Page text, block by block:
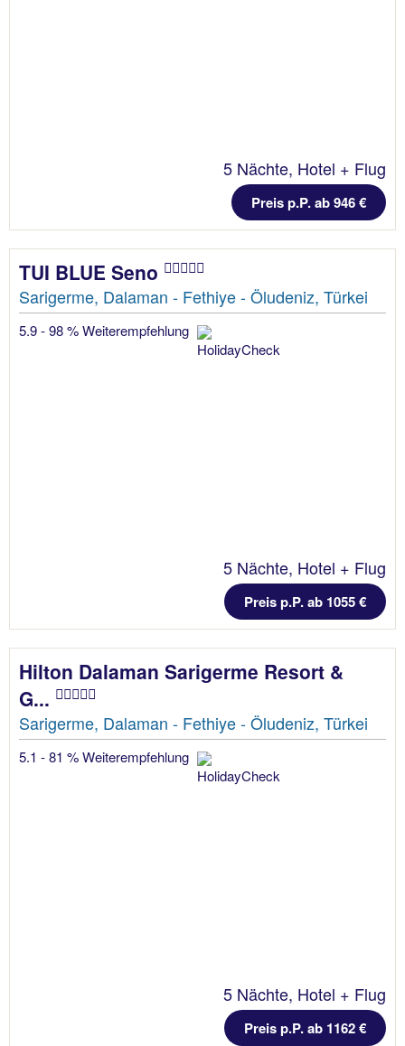
5 Nächte, Hotel + Flug
Preis p.P. ab 946 €
TUI BLUE Seno
Sarigerme, Dalaman - Fethiye - Öludeniz, Türkei
5.9 - 98 % Weiterempfehlung
5 Nächte, Hotel + Flug
Preis p.P. ab 1055 €
Hilton Dalaman Sarigerme Resort &
G...
Sarigerme, Dalaman - Fethiye - Öludeniz, Türkei
5.1 - 81 % Weiterempfehlung
5 Nächte, Hotel + Flug
Preis p.P. ab 1162 €